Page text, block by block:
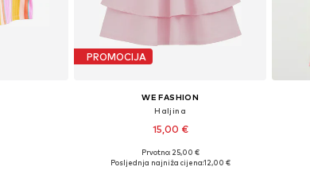
PROMOCIJA
WE FASHION
Haljina
15,00 €
Prvotno: 25,00 €
Posljednja najniža cijena:12,00 €